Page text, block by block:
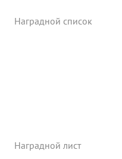
Наградной список
Наградной лист